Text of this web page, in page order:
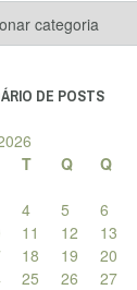
DE POSTS
T Q Q
4 5 6
11 12 13
18 19 20
25 26 27